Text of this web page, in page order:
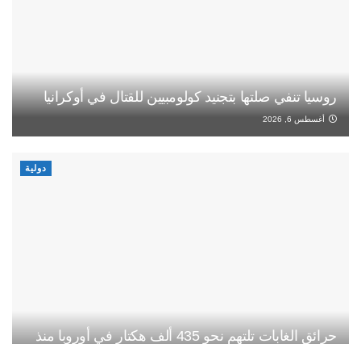
روسيا تنفي صلتها بتجنيد كولومبيين للقتال في أوكرانيا
أغسطس 6, 2026
دولية
حرائق الغابات تلتهم نحو 435 ألف هكتار في أوروبا منذ